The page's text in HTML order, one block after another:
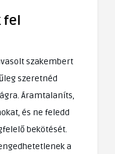
fel
szakembert
szeretnéd
Áramtalaníts,
és ne feledd
bekötését.
a